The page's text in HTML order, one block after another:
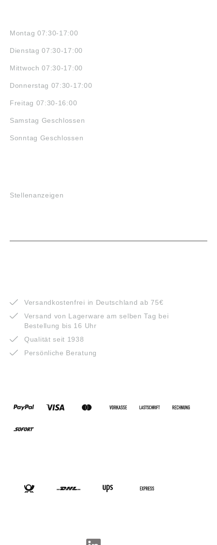
Montag 07:30-17:00
Dienstag 07:30-17:00
Mittwoch 07:30-17:00
Donnerstag 07:30-17:00
Freitag 07:30-16:00
Samstag Geschlossen
Sonntag Geschlossen
Stellenanzeigen
Versandkostenfrei in Deutschland ab 75€
Versand von Lagerware am selben Tag bei
Bestellung bis 16 Uhr
Qualität seit 1938
Persönliche Beratung